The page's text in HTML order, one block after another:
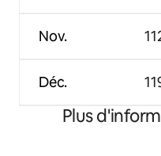
Nov.
Déc.
Plus